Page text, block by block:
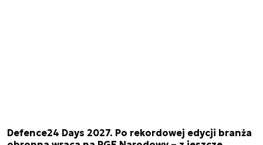
Defence24 Days 2027. Po rekordowej edycji branża